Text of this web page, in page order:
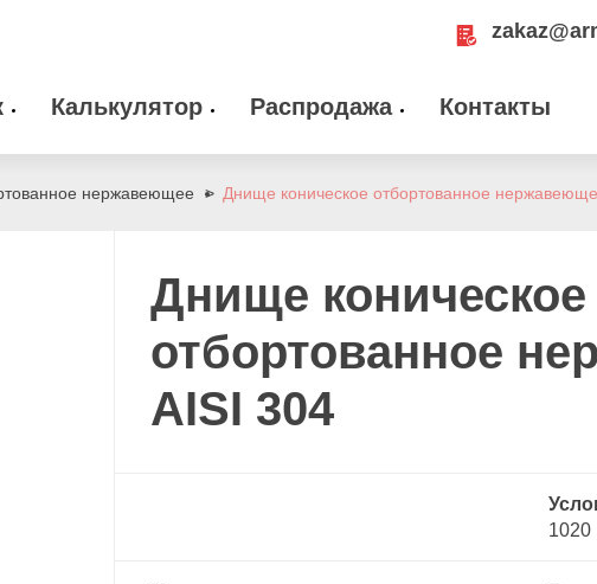
Сварочные материалы
Калькулятор Распродажа Контакты
zakaz@arma-stal.ru
нержавеющее Днище коническое отбортованное
Днище коническое
отбортованное
AISI 304
1020